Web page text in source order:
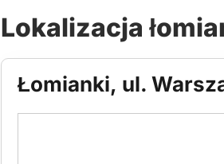
Lokalizacja
Łomianki, ul.